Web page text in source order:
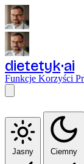
dietetyk ai
Funkcje Korzyści
Jasny Ciemny